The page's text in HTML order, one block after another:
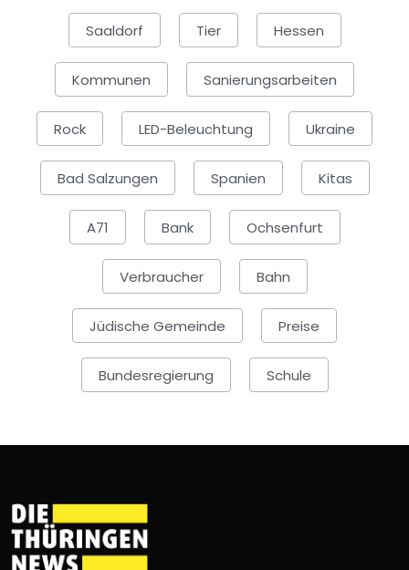
Saaldorf Tier Hessen
Kommunen Sanierungsarbeiten
Rock LED-Beleuchtung Ukraine
Bad Salzungen Spanien Kitas
A71 Bank Ochsenfurt
Verbraucher Bahn
Jüdische Gemeinde Preise
Bundesregierung Schule